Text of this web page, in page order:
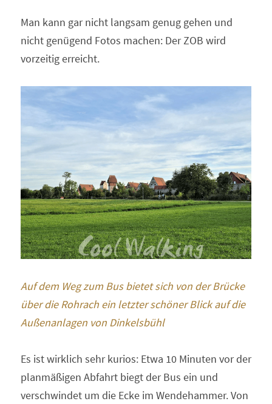
Man kann gar nicht langsam genug gehen und
nicht genügend Fotos machen: Der ZOB wird
vorzeitig erreicht.
Auf dem Weg zum Bus bietet sich von der Brücke
über die Rohrach ein letzter schöner Blick auf die
Außenanlagen von Dinkelsbühl
Es ist wirklich sehr kurios: Etwa 10 Minuten vor der
planmäßigen Abfahrt biegt der Bus ein und
verschwindet um die Ecke im Wendehammer. Von